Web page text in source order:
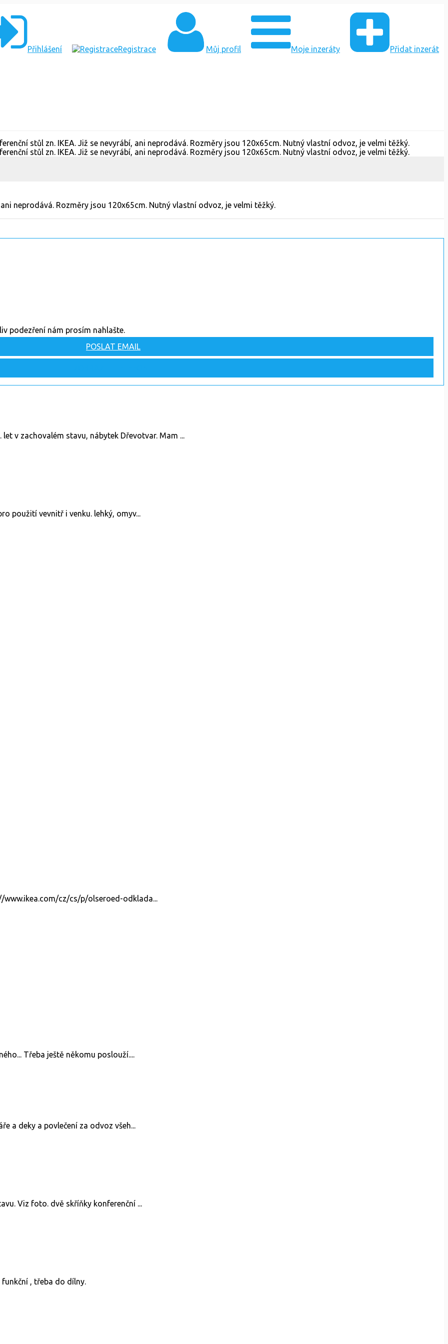
Přihlášení Registrace Můj profil Moje inzeráty Přidat inzerát
neprodává. Rozměry jsou 120x65cm. Nutný vlastní odvoz, je velmi těžký.
podezření nám prosím nahlašte.
POSLAT EMAIL
v zachovalém stavu, nábytek Dřevotvar. Mam ...
použití vevnitř i venku. lehký, omyv...
cz/cs/p/olseroed-odklada...
Třeba ještě někomu poslouží....
a deky a povlečení za odvoz všeh...
Viz foto. dvě skříňky konferenční ...
, třeba do dílny.